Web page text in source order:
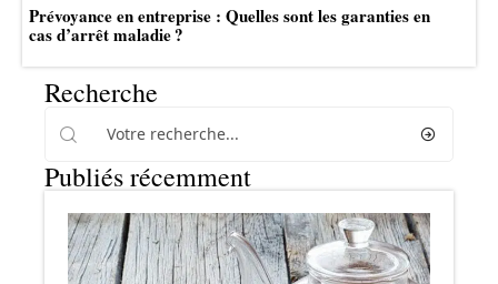
Prévoyance en entreprise : Quelles sont les garanties en
cas d’arrêt maladie ?
Recherche
Publiés récemment